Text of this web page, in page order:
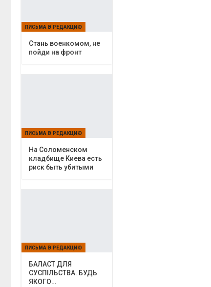
ПИСЬМА В РЕДАКЦИЮ
Cтань военкомом, не
пойди на фронт
ПИСЬМА В РЕДАКЦИЮ
На Соломенском
кладбище Киева есть
риск быть убитыми
ПИСЬМА В РЕДАКЦИЮ
БАЛАСТ ДЛЯ
СУСПІЛЬСТВА. БУДЬ
ЯКОГО…